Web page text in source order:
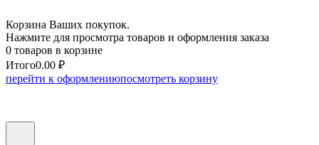
Корзина Ваших покупок.
Нажмите для просмотра товаров и оформления заказа
0 товаров в корзине
Итого0.00 ₽
перейти к оформлениюпосмотреть корзину